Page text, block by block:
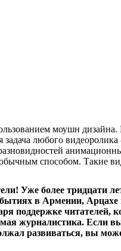
моушн
любого
способом. Такие
Уже более тридцати
в Армении,
поддержке читателей,
журналистика. Если
развиваться, вы